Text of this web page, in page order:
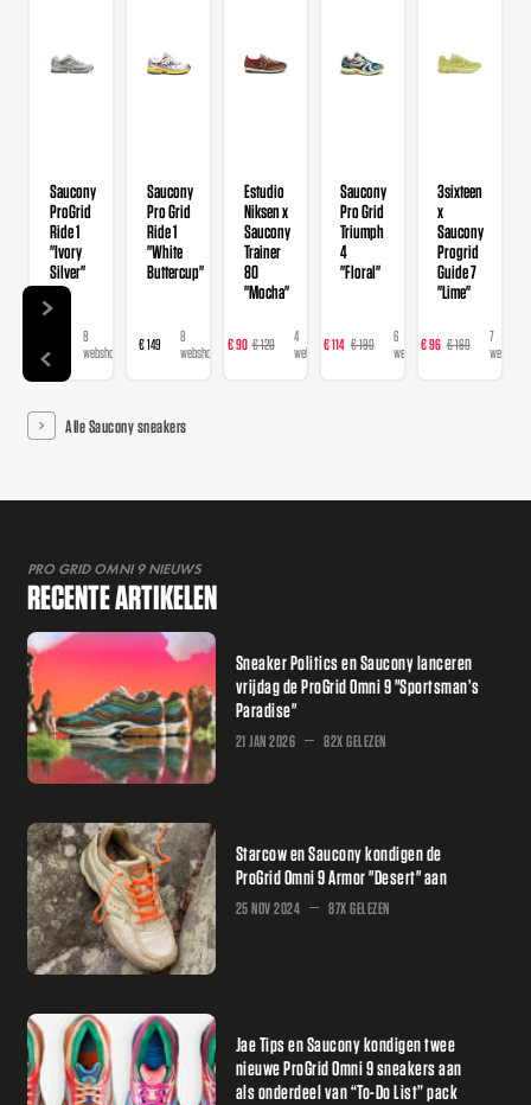
Saucony
ProGrid
Ride 1
"Ivory
Silver"
8
webshops
Saucony
Pro Grid
Ride 1
"White
Buttercup"
€ 149
8
webshops
Estudio
Niksen x
Saucony
Trainer
80
"Mocha"
€ 90 € 120
4
webshops
Saucony
Pro Grid
Triumph
4
"Floral"
€ 114 € 190
6
webshops
3sixteen
x
Saucony
Progrid
Guide 7
"Lime"
€ 96 € 160
7
webshops
Alle Saucony sneakers
PRO GRID OMNI 9 NIEUWS
RECENTE ARTIKELEN
Sneaker Politics en Saucony lanceren
vrijdag de ProGrid Omni 9 "Sportsman’s
Paradise"
21 JAN 2026 82X GELEZEN
Starcow en Saucony kondigen de
ProGrid Omni 9 Armor "Desert" aan
25 NOV 2024 87X GELEZEN
Jae Tips en Saucony kondigen twee
nieuwe ProGrid Omni 9 sneakers aan
als onderdeel van “To-Do List” pack